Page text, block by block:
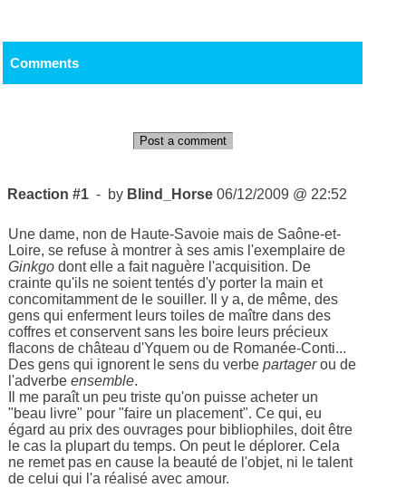
Comments
Post a comment
Reaction #1 - by Blind_Horse 06/12/2009 @ 22:52
Une dame, non de Haute-Savoie mais de Saône-et-
Loire, se refuse à montrer à ses amis l'exemplaire de
Ginkgodont elle a fait naguère l'acquisition. De
crainte qu'ils ne soient tentés d'y porter la main et
concomitamment de le souiller. Il y a, de même, des
gens qui enferment leurs toiles de maître dans des
coffres et conservent sans les boire leurs précieux
flacons de château d'Yquem ou de Romanée-Conti...
Des gens qui ignorent le sens du verbepartagerou de
l'adverbeensemble.
Il me paraît un peu triste qu'on puisse acheter un
"beau livre" pour "faire un placement". Ce qui, eu
égard au prix des ouvrages pour bibliophiles, doit être
le cas la plupart du temps. On peut le déplorer. Cela
ne remet pas en cause la beauté de l'objet, ni le talent
de celui qui l'a réalisé avec amour.